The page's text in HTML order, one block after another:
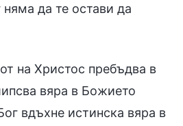
няма да те остави да
на Христос пребъдва в
вяра в Божието
вдъхне истинска вяра в